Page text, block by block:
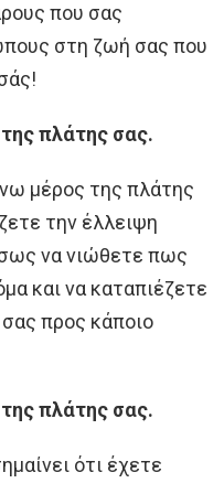
που σας
στη ζωή σας που
πλάτης σας.
μέρος της πλάτης
την έλλειψη
να νιώθετε πως
και να καταπιέζετε
προς κάποιο
πλάτης σας.
ότι έχετε